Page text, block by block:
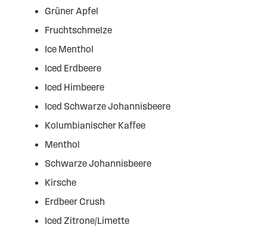
Grüner Apfel
Fruchtschmelze
Ice Menthol
Iced Erdbeere
Iced Himbeere
Iced Schwarze Johannisbeere
Kolumbianischer Kaffee
Menthol
Schwarze Johannisbeere
Kirsche
Erdbeer Crush
Iced Zitrone/Limette